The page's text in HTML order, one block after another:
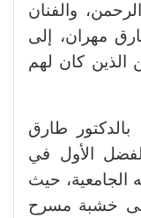
والفنان
مهران، إلى
الذين كان لهم
طارق
الأول في
الجامعية، حيث
على خشبة مسرح